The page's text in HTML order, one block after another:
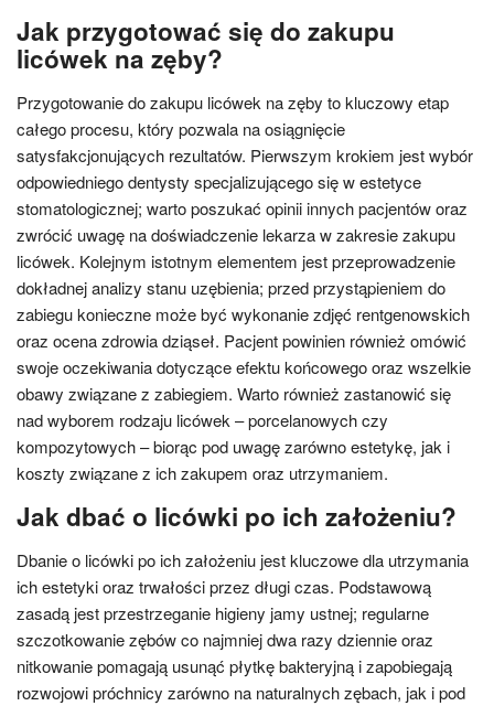
Jak przygotować się do zakupu
licówek na zęby?
Przygotowanie do zakupu licówek na zęby to kluczowy etap
całego procesu, który pozwala na osiągnięcie
satysfakcjonujących rezultatów. Pierwszym krokiem jest wybór
odpowiedniego dentysty specjalizującego się w estetyce
stomatologicznej; warto poszukać opinii innych pacjentów oraz
zwrócić uwagę na doświadczenie lekarza w zakresie zakupu
licówek. Kolejnym istotnym elementem jest przeprowadzenie
dokładnej analizy stanu uzębienia; przed przystąpieniem do
zabiegu konieczne może być wykonanie zdjęć rentgenowskich
oraz ocena zdrowia dziąseł. Pacjent powinien również omówić
swoje oczekiwania dotyczące efektu końcowego oraz wszelkie
obawy związane z zabiegiem. Warto również zastanowić się
nad wyborem rodzaju licówek – porcelanowych czy
kompozytowych – biorąc pod uwagę zarówno estetykę, jak i
koszty związane z ich zakupem oraz utrzymaniem.
Jak dbać o licówki po ich założeniu?
Dbanie o licówki po ich założeniu jest kluczowe dla utrzymania
ich estetyki oraz trwałości przez długi czas. Podstawową
zasadą jest przestrzeganie higieny jamy ustnej; regularne
szczotkowanie zębów co najmniej dwa razy dziennie oraz
nitkowanie pomagają usunąć płytkę bakteryjną i zapobiegają
rozwojowi próchnicy zarówno na naturalnych zębach, jak i pod